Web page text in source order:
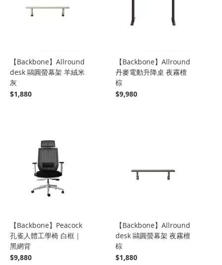
【Backbone】Allround
desk 鷗圓螢幕架 羊絨米
灰
$1,880
【Backbone】Allround
丹麥電動升降桌 夜霧檀
棕
$9,980
【Backbone】Peacock
孔雀人體工學椅 白框｜
黑網背
$9,880
【Backbone】Allround
desk 鷗圓螢幕架 夜霧檀
棕
$1,880